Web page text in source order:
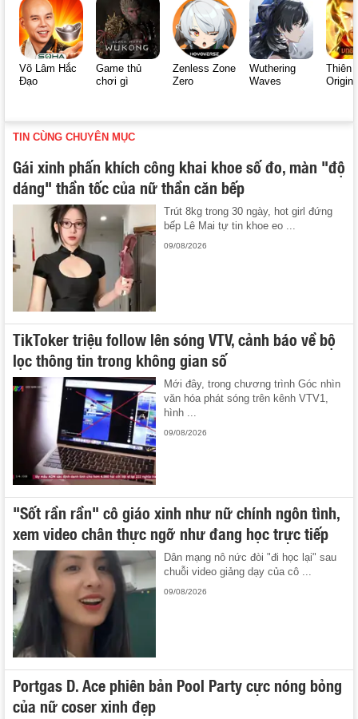
Võ Lâm Hắc
Đạo
Game thủ
chơi gì
Zenless Zone
Zero
Wuthering
Waves
Thiên
Origin
TIN CÙNG CHUYÊN MỤC
Gái xinh phấn khích công khai khoe số đo, màn "độ
dáng" thần tốc của nữ thần căn bếp
Trút 8kg trong 30 ngày, hot girl đứng
bếp Lê Mai tự tin khoe eo ...
09/08/2026
TikToker triệu follow lên sóng VTV, cảnh báo về bộ
lọc thông tin trong không gian số
Mới đây, trong chương trình Góc nhìn
văn hóa phát sóng trên kênh VTV1,
hình ...
09/08/2026
"Sốt rần rần" cô giáo xinh như nữ chính ngôn tình,
xem video chân thực ngỡ như đang học trực tiếp
Dân mạng nô nức đòi "đi học lại" sau
chuỗi video giảng dạy của cô ...
09/08/2026
Portgas D. Ace phiên bản Pool Party cực nóng bỏng
của nữ coser xinh đẹp